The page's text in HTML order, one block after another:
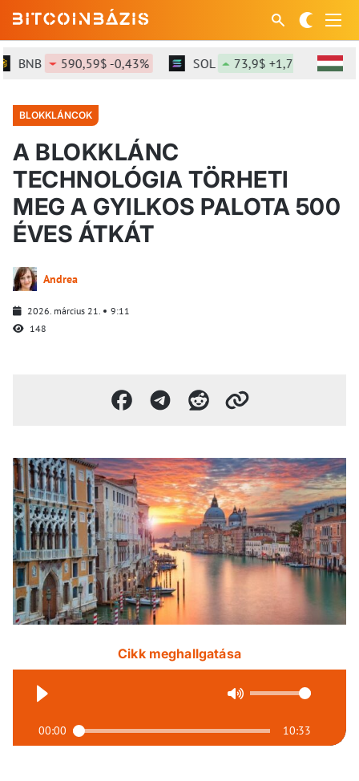
590,59$ -0,43% SOL 73,9$ +1,77% XRP
BLOKKLÁNCOK
A BLOKKLÁNC
TECHNOLÓGIA TÖRHETI
MEG A GYILKOS PALOTA 500
ÉVES ÁTKÁT
Andrea
2026. március 21.
9:11
148
Cikk meghallgatása
00:00 10:33